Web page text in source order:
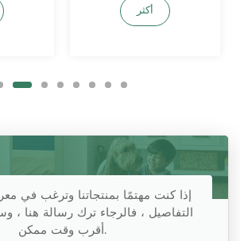
سطح والمضادة للانزلاق
أكثر
إذا كنت مهتمًا بمنتجاتنا وترغب في
التفاصيل ، فالرجاء ترك رسالة هنا ،
أقرب وقت ممكن.